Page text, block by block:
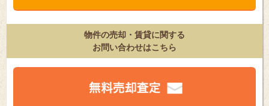
物件の売却・賃貸に関する
お問い合わせはこちら